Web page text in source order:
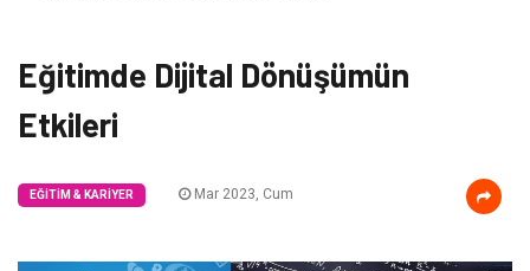
Eğitimde Dijital Dönüşümün
Etkileri
EĞITIM & KARIYER Mar 2023, Cum